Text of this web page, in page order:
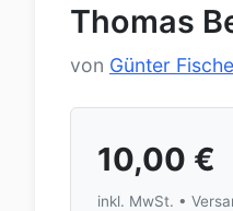
Thomas
von Günter
10,00 €
inkl. MwSt. •